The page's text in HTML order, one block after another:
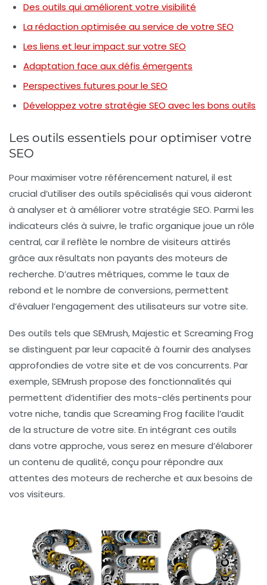
Des outils qui améliorent votre visibilité
La rédaction optimisée au service de votre SEO
Les liens et leur impact sur votre SEO
Adaptation face aux défis émergents
Perspectives futures pour le SEO
Développez votre stratégie SEO avec les bons outils
Les outils essentiels pour optimiser votre
SEO
Pour maximiser votre référencement naturel, il est
crucial d’utiliser des outils spécialisés qui vous aideront
à analyser et à améliorer votre stratégie SEO. Parmi les
indicateurs clés à suivre, le trafic organique joue un rôle
central, car il reflète le nombre de visiteurs attirés
grâce aux résultats non payants des moteurs de
recherche. D’autres métriques, comme le taux de
rebond et le nombre de conversions, permettent
d’évaluer l’engagement des utilisateurs sur votre site.
Des outils tels que SEMrush,Majesticet Screaming Frog
se distinguent par leur capacité à fournir des analyses
approfondies de votre site et de vos concurrents. Par
exemple, SEMrush propose des fonctionnalités qui
permettent d’identifier des mots-clés pertinents pour
votre niche, tandis que Screaming Frog facilite l’audit
de la structure de votre site. En intégrant ces outils
dans votre approche, vous serez en mesure d’élaborer
un contenu de qualité, conçu pour répondre aux
attentes des moteurs de recherche et aux besoins de
vos visiteurs.